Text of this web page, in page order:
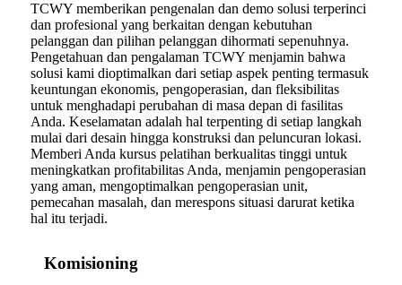
TCWY memberikan pengenalan dan demo solusi terperinci
dan profesional yang berkaitan dengan kebutuhan
pelanggan dan pilihan pelanggan dihormati sepenuhnya.
Pengetahuan dan pengalaman TCWY menjamin bahwa
solusi kami dioptimalkan dari setiap aspek penting termasuk
keuntungan ekonomis, pengoperasian, dan fleksibilitas
untuk menghadapi perubahan di masa depan di fasilitas
Anda. Keselamatan adalah hal terpenting di setiap langkah
mulai dari desain hingga konstruksi dan peluncuran lokasi.
Memberi Anda kursus pelatihan berkualitas tinggi untuk
meningkatkan profitabilitas Anda, menjamin pengoperasian
yang aman, mengoptimalkan pengoperasian unit,
pemecahan masalah, dan merespons situasi darurat ketika
hal itu terjadi.
Komisioning